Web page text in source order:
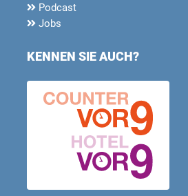
Podcast
Jobs
KENNEN SIE AUCH?